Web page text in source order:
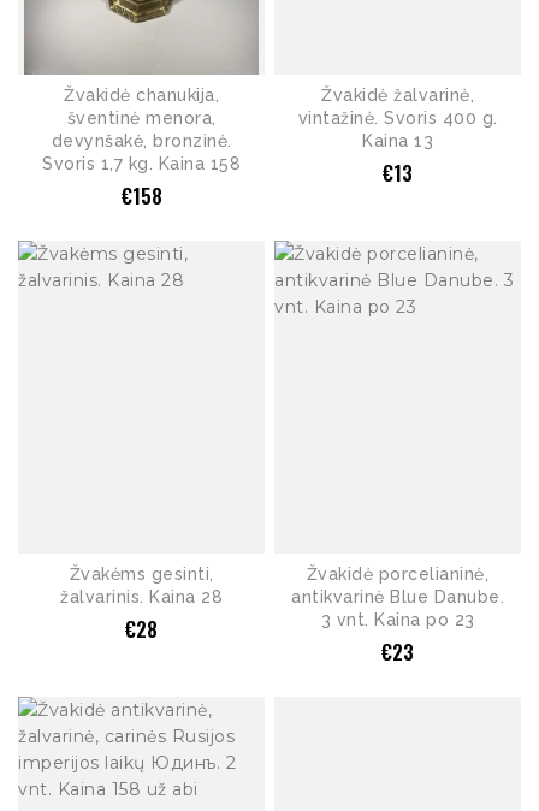
Žvakidė chanukija,
šventinė menora,
devynšakė, bronzinė.
Svoris 1,7 kg. Kaina 158
€158
Žvakidė žalvarinė,
vintažinė. Svoris 400 g.
Kaina 13
€13
Žvakėms gesinti,
žalvarinis. Kaina 28
€28
Žvakidė porcelianinė,
antikvarinė Blue Danube.
3 vnt. Kaina po 23
€23